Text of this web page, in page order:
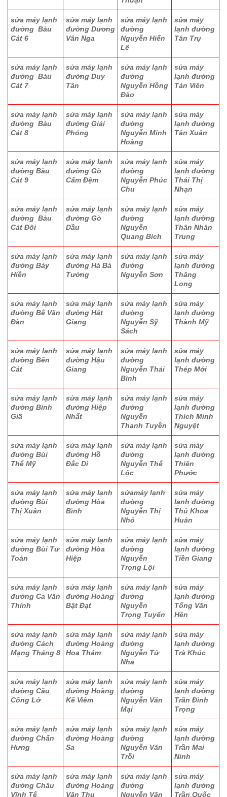
sửa máy lạnh
đường Bàu
Cát 6
sửa máy lạnh
đường Dương
Vân Nga
sửa máy lạnh
đường
Nguyễn Hiến
Lê
sửa máy
lạnh đường
Tân Trụ
sửa máy lạnh
đường Bàu
Cát 7
sửa máy lạnh
đường Duy
Tân
sửa máy lạnh
đường
Nguyễn Hồng
Đào
sửa máy
lạnh đường
Tản Viên
sửa máy lạnh
đường Bàu
Cát 8
sửa máy lạnh
đường Giải
Phóng
sửa máy lạnh
đường
Nguyễn Minh
Hoàng
sửa máy
lạnh đường
Tân Xuân
sửa máy lạnh
đường Bàu
Cát 9
sửa máy lạnh
đường Gò
Cẩm Đệm
sửa máy lạnh
đường
Nguyễn Phúc
Chu
sửa máy
lạnh đường
Thái Thị
Nhạn
sửa máy lạnh
đường Bàu
Cát Đôi
sửa máy lạnh
đường Gò
Dầu
sửa máy lạnh
đường
Nguyễn
Quang Bích
sửa máy
lạnh đường
Thân Nhân
Trung
sửa máy lạnh
đường Bảy
Hiền
sửa máy lạnh
đường Hà Bá
Tường
sửa máy lạnh
đường
Nguyễn Sơn
sửa máy
lạnh đường
Thăng
Long
sửa máy lạnh
đường Bế Văn
Đàn
sửa máy lạnh
đường Hát
Giang
sửa máy lạnh
đường
Nguyễn Sỹ
Sách
sửa máy
lạnh đường
Thành Mỹ
sửa máy lạnh
đường Bến
Cát
sửa máy lạnh
đường Hậu
Giang
sửa máy lạnh
đường
Nguyễn Thái
Bình
sửa máy
lạnh đường
Thép Mới
sửa máy lạnh
đường Bình
Giã
sửa máy lạnh
đường Hiệp
Nhất
sửa máy lạnh
đường
Nguyễn
Thanh Tuyền
sửa máy
lạnh đường
Thích Minh
Nguyệt
sửa máy lạnh
đường Bùi
Thế Mỹ
sửa máy lạnh
đường Hồ
Đắc Di
sửa máy lạnh
đường
Nguyễn Thế
Lộc
sửa máy
lạnh đường
Thiên
Phước
sửa máy lạnh
đường Bùi
Thị Xuân
sửa máy lạnh
đường Hòa
Bình
sửamáy lạnh
đường
Nguyễn Thị
Nhỏ
sửa máy
lạnh đường
Thủ Khoa
Huân
sửa máy lạnh
đường Bùi Tư
Toàn
sửa máy lạnh
đường Hòa
Hiệp
sửa máy lạnh
đường
Nguyễn
Trọng Lội
sửa máy
lạnh đường
Tiền Giang
sửa máy lạnh
đường Ca Văn
Thỉnh
sửa máy lạnh
đường Hoàng
Bật Đạt
sửa máy lạnh
đường
Nguyễn
Trọng Tuyển
sửa máy
lạnh đường
Tống Văn
Hên
sửa máy lạnh
đường Cách
Mạng Tháng 8
sửa máy lạnh
đường Hoàng
Hoa Thám
sửa máy lạnh
đường
Nguyễn Tử
Nha
sửa máy
lạnh đường
Trà Khúc
sửa máy lạnh
đường Cầu
Cống Lở
sửa máy lạnh
đường Hoàng
Kế Viêm
sửa máy lạnh
đường
Nguyễn Văn
Mại
sửa máy
lạnh đường
Trần Đình
Trọng
sửa máy lạnh
đường Chấn
Hưng
sửa máy lạnh
đường Hoàng
Sa
sửa máy lạnh
đường
Nguyễn Văn
Trỗi
sửa máy
lạnh đường
Trần Mai
Ninh
sửa máy lạnh
đường Châu
Vĩnh Tế
sửa máy lạnh
đường Hoàng
Văn Thụ
sửa máy lạnh
đường
Nguyễn Văn
sửa máy
lạnh đường
Trần Quốc